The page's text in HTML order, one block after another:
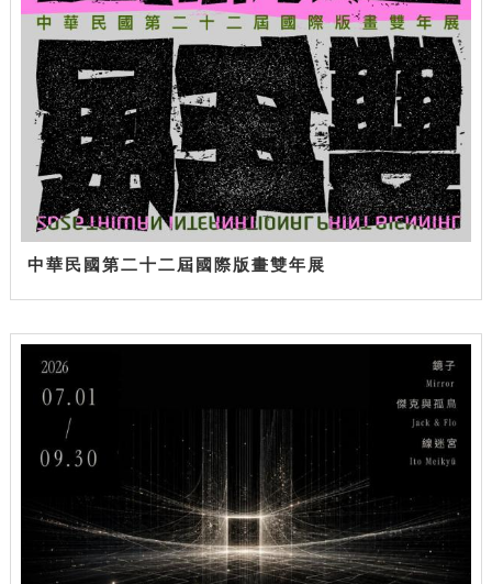
中華民國第二十二屆國際版畫雙年展